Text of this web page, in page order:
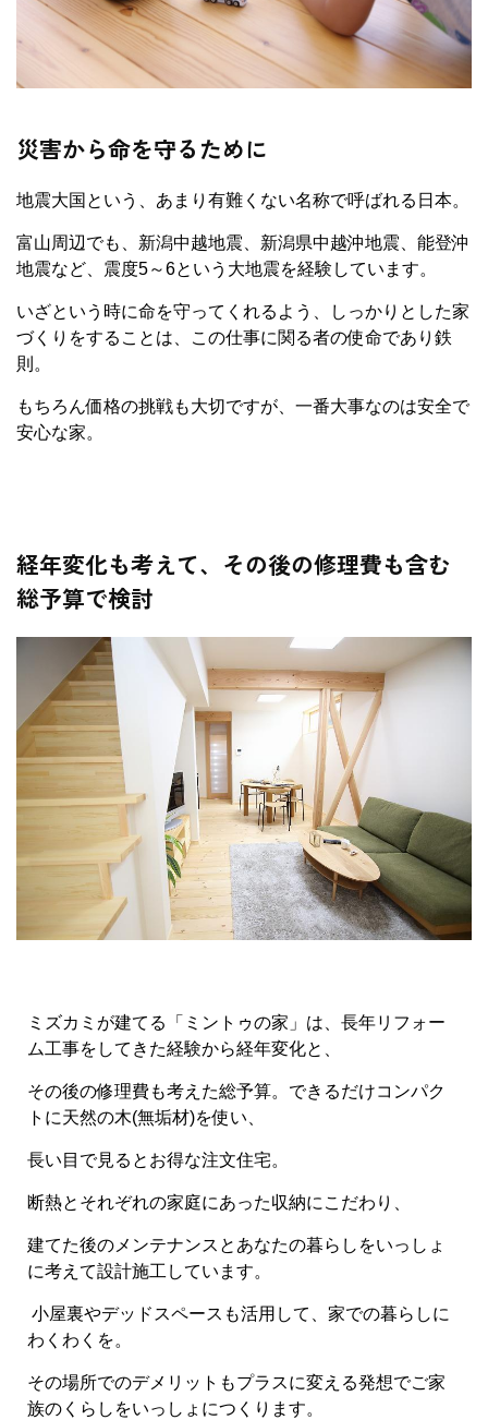
災害から命を守るために
地震大国という、あまり有難くない名称で呼ばれる日本。
富山周辺でも、新潟中越地震、新潟県中越沖地震、能登沖
地震など、震度5～6という大地震を経験しています。
いざという時に命を守ってくれるよう、しっかりとした家
づくりをすることは、この仕事に関る者の使命であり鉄
則。
もちろん価格の挑戦も大切ですが、一番大事なのは安全で
安心な家。
経年変化も考えて、その後の修理費も含む
総予算で検討
ミズカミが建てる「ミントゥの家」は、長年リフォー
ム工事をしてきた経験から経年変化と、
その後の修理費も考えた総予算。できるだけコンパク
トに天然の木(無垢材)を使い、
長い目で見るとお得な注文住宅。
断熱とそれぞれの家庭にあった収納にこだわり、
建てた後のメンテナンスとあなたの暮らしをいっしょ
に考えて設計施工しています。
小屋裏やデッドスペースも活用して、家での暮らしに
わくわくを。
その場所でのデメリットもプラスに変える発想でご家
族のくらしをいっしょにつくります。